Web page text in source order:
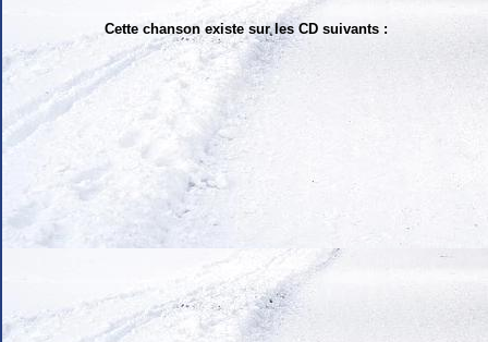
Cette chanson existe sur les CD suivants :